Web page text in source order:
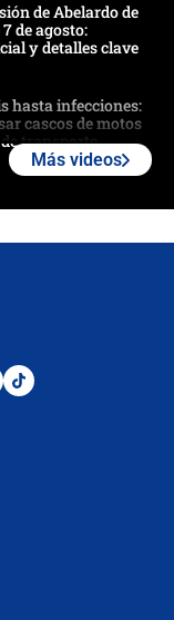
de Abelardo de
de agosto:
y detalles clave
hasta infecciones:
cascos de motos
transporte
De La Espriella
Más videos